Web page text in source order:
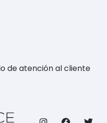
de atención al cliente